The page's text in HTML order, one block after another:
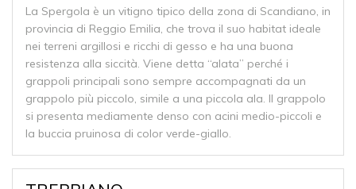
La Spergola è un vitigno tipico della zona di Scandiano, in
provincia di Reggio Emilia, che trova il suo habitat ideale
nei terreni argillosi e ricchi di gesso e ha una buona
resistenza alla siccità. Viene detta “alata” perché i
grappoli principali sono sempre accompagnati da un
grappolo più piccolo, simile a una piccola ala. Il grappolo
si presenta mediamente denso con acini medio-piccoli e
la buccia pruinosa di color verde-giallo.